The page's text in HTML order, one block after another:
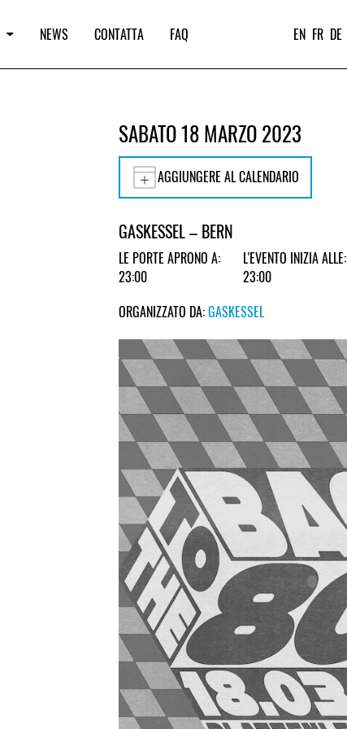
NEWS CONTATTA FAQ EN FR DE
SABATO 18 MARZO 2023
AGGIUNGERE AL CALENDARIO
GASKESSEL – BERN
LE PORTE APRONO A:
23:00
L'EVENTO INIZIA ALLE:
23:00
ORGANIZZATO DA:GASKESSEL